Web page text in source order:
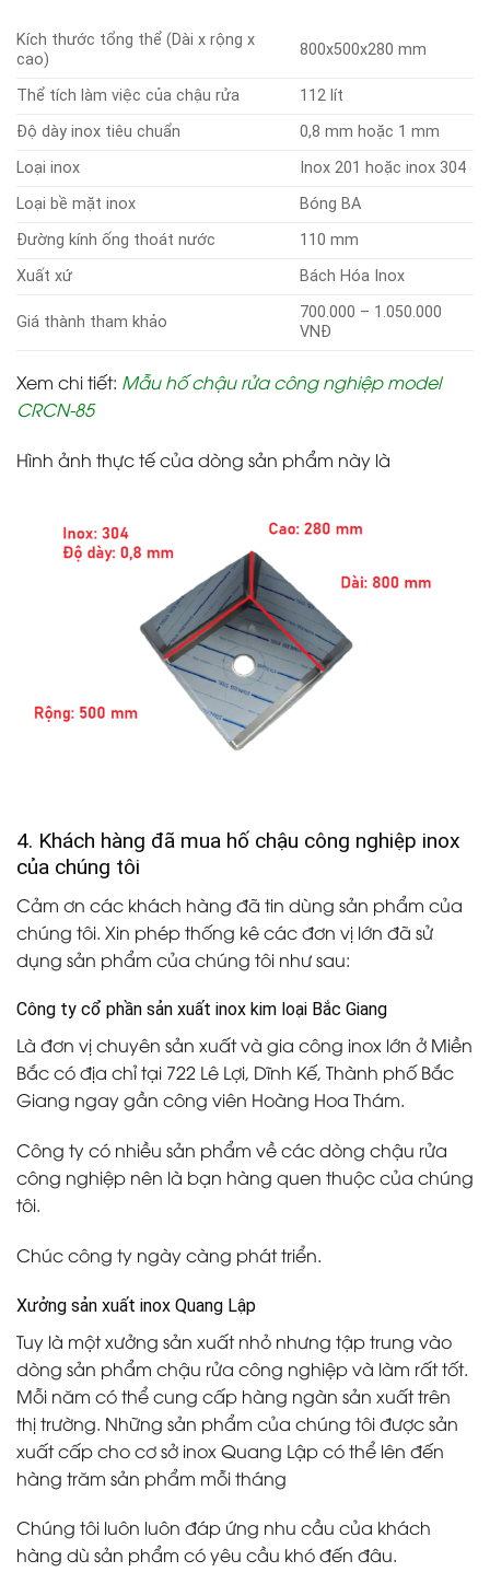
Kích thước tổng thể (Dài x rộng x
cao)
800x500x280 mm
Thể tích làm việc của chậu rửa
112 lít
Độ dày inox tiêu chuẩn
0,8 mm hoặc 1 mm
Loại inox
Inox 201 hoặc inox 304
Loại bề mặt inox
Bóng BA
Đường kính ống thoát nước
110 mm
Xuất xứ
Bách Hóa Inox
Giá thành tham khảo
700.000 – 1.050.000
VNĐ
Xem chi tiết: Mẫu hố chậu rửa công nghiệp model
CRCN-85
Hình ảnh thực tế của dòng sản phẩm này là
4. Khách hàng đã mua hố chậu công nghiệp inox
của chúng tôi
Cảm ơn các khách hàng đã tin dùng sản phẩm của
chúng tôi. Xin phép thống kê các đơn vị lớn đã sử
dụng sản phẩm của chúng tôi như sau:
Công ty cổ phần sản xuất inox kim loại Bắc Giang
Là đơn vị chuyên sản xuất và gia công inox lớn ở Miền
Bắc có địa chỉ tại 722 Lê Lợi, Dĩnh Kế, Thành phố Bắc
Giang ngay gần công viên Hoàng Hoa Thám.
Công ty có nhiều sản phẩm về các dòng chậu rửa
công nghiệp nên là bạn hàng quen thuộc của chúng
tôi.
Chúc công ty ngày càng phát triển.
Xưởng sản xuất inox Quang Lập
Tuy là một xưởng sản xuất nhỏ nhưng tập trung vào
dòng sản phẩm chậu rửa công nghiệp và làm rất tốt.
Mỗi năm có thể cung cấp hàng ngàn sản xuất trên
thị trường. Những sản phẩm của chúng tôi được sản
xuất cấp cho cơ sở inox Quang Lập có thể lên đến
hàng trăm sản phẩm mỗi tháng
Chúng tôi luôn luôn đáp ứng nhu cầu của khách
hàng dù sản phẩm có yêu cầu khó đến đâu.